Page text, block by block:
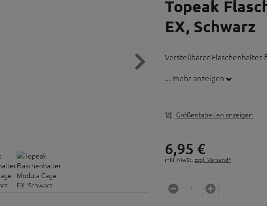
Topeak
EX, Schwarz
Verstellbarer Flaschenhalter
Flaschenhalter
Gewicht ca. 52 g
... mehr anzeigen
Größentabellen anzeigen
6,95 €
inkl. MwSt. zzgl. Versand*